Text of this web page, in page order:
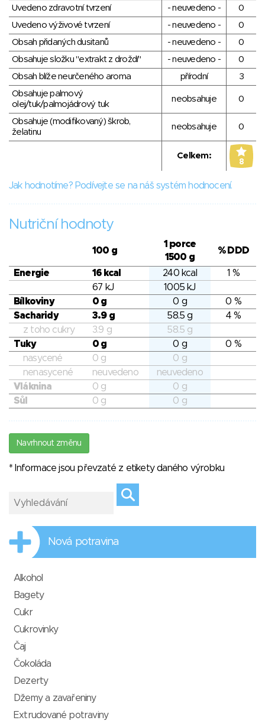
Uvedeno zdravotní tvrzení
- neuvedeno -
0
Uvedeno výživové tvrzení
- neuvedeno -
0
Obsah přidaných dusitanů
- neuvedeno -
0
Obsahuje složku "extrakt z droždí"
- neuvedeno -
0
Obsah blíže neurčeného aroma
přírodní
3
Obsahuje palmový
olej/tuk/palmojádrový tuk
neobsahuje 0
Obsahuje (modifikovaný) škrob,
želatinu
neobsahuje 0
Celkem:
8
Jak hodnotíme? Podívejte se na náš systém hodnocení.
Nutriční hodnoty
100 g
1 porce
1500 g
% DDD
Energie 16 kcal 240 kcal
1 %
67 kJ
1005 kJ
Bílkoviny
0 g 0 g
0 %
Sacharidy
3.9 g 58.5 g
4 %
z toho cukry
3.9 g
58.5 g
Tuky
0 g 0 g
0 %
nasycené
0 g
0 g
nenasycené
neuvedeno
neuvedeno
Vláknina
0 g
0 g
Sůl
0 g 0 g
Navrhnout změnu
* Informace jsou převzaté z etikety daného výrobku
Nová potravina
Alkohol
Bagety
Cukr
Cukrovinky
Čaj
Čokoláda
Dezerty
Džemy a zavařeniny
Extrudované potraviny